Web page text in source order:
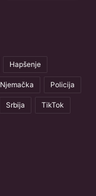
Hapšenje
Njemačka Policija
Srbija TikTok